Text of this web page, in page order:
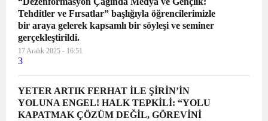
Tehditler ve Fırsatlar” başlığıyla öğrencilerimizle
bir araya gelerek kapsamlı bir söyleşi ve seminer
gerçekleştirildi.
17 Aralık 2025 - 16:51
3
YETER ARTIK FERHAT İLE ŞİRİN’İN
YOLUNA ENGEL! HALK TEPKİLİ: “YOLU
KAPATMAK ÇÖZÜM DEĞİL, GÖREVİNİ